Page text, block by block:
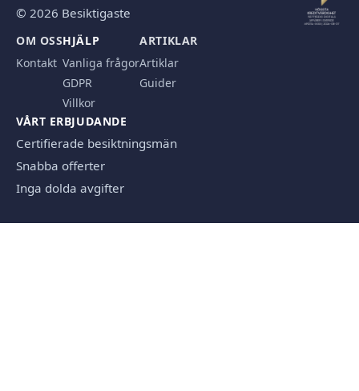
© 2026 Besiktigaste
OM OSS
Kontakt
HJÄLP
Vanliga frågor
GDPR
Villkor
ARTIKLAR
Artiklar
Guider
VÅRT ERBJUDANDE
Certifierade besiktningsmän
Snabba offerter
Inga dolda avgifter